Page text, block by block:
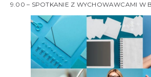
9.00 – SPOTKANIE Z WYCHOWAWCAMI W